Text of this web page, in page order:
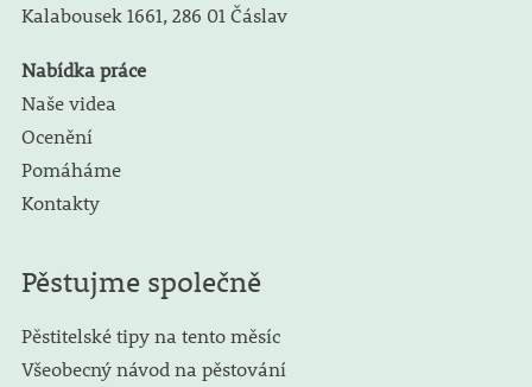
Kalabousek 1661, 286 01 Čáslav
Nabídka práce
Naše videa
Ocenění
Pomáháme
Kontakty
Pěstujme společně
Pěstitelské tipy na tento měsíc
Všeobecný návod na pěstování